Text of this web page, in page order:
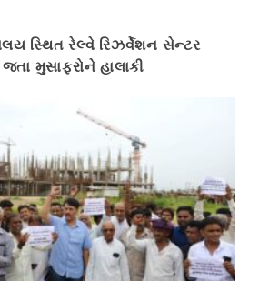
સ્થિત રેલ્વે રિઝર્વેશન સેન્ટર
મુસાફરોને હાલાકી